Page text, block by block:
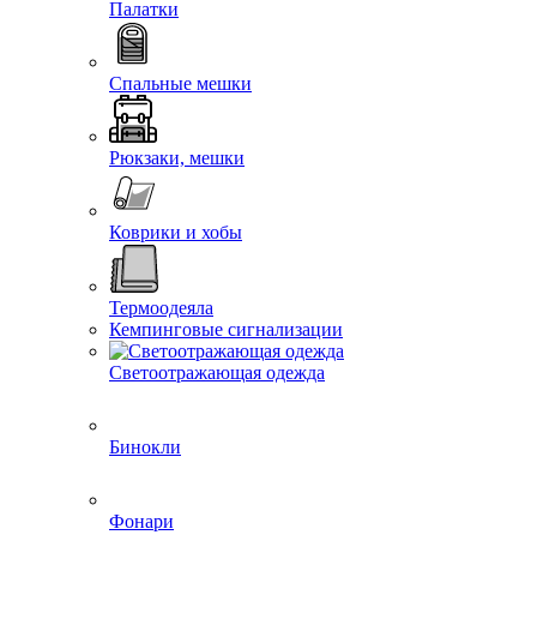
Палатки
Спальные мешки
Рюкзаки, мешки
Коврики и хобы
Термоодеяла
Кемпинговые сигнализации
Светоотражающая одежда
Бинокли
Фонари